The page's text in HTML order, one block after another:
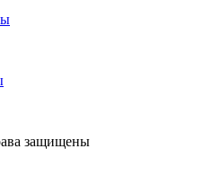
защищены